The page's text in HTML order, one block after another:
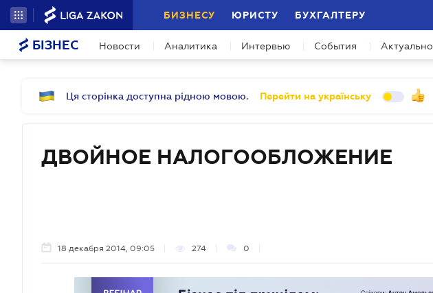
БИЗНЕСУ ЮРИСТУ БУХГАЛТЕРУ
БІЗНЕС Новости Аналитика Интервью События Актуально
Ця сторінка доступна рідною мовою. Перейти на українську
ДВОЙНОЕ НАЛОГООБЛОЖЕНИЕ
18 декабря 2014, 09:05 274 0